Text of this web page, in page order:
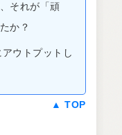
それが「頑
か？
ウトプットし
▲ TOP